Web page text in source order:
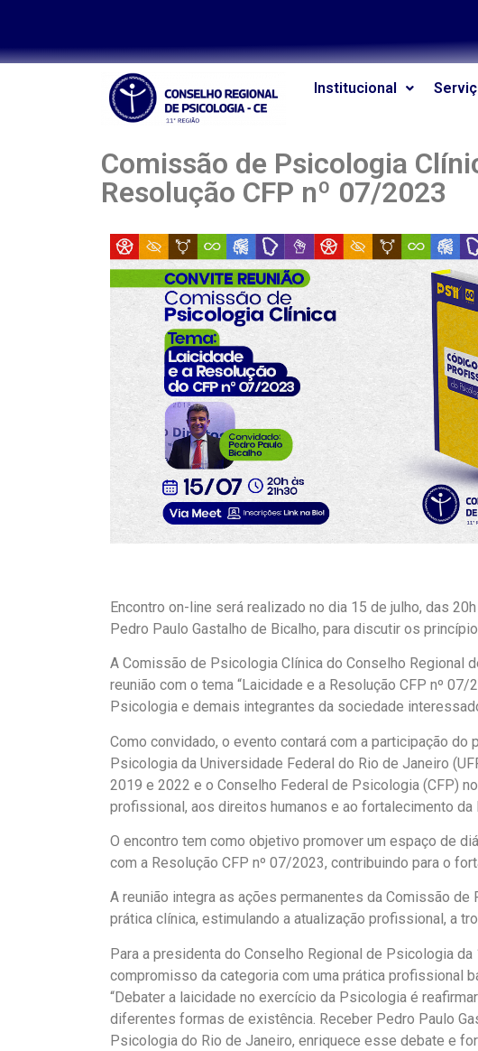
Institucional
Comissão de Psicologia
Resolução CFP nº 07/2023
Encontro on-line será realizado no dia 15 de julho, das
Pedro Paulo Gastalho de Bicalho, para discutir os
A Comissão de Psicologia Clínica do Conselho Regional
reunião com o tema “Laicidade e a Resolução CFP nº
Psicologia e demais integrantes da sociedade
Como convidado, o evento contará com a participação
Psicologia da Universidade Federal do Rio de Janeiro
2019 e 2022 e o Conselho Federal de Psicologia (CFP)
profissional, aos direitos humanos e ao fortalecimento da
O encontro tem como objetivo promover um espaço de
com a Resolução CFP nº 07/2023, contribuindo para o
A reunião integra as ações permanentes da Comissão
prática clínica, estimulando a atualização profissional, a
Para a presidenta do Conselho Regional de Psicologia
compromisso da categoria com uma prática profissional
“Debater a laicidade no exercício da Psicologia é
diferentes formas de existência. Receber Pedro Paulo
Psicologia do Rio de Janeiro, enriquece esse debate e